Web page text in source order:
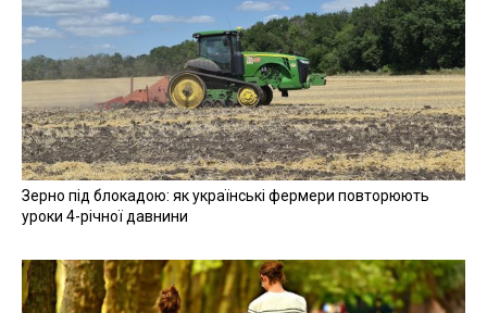
Зерно під блокадою: як українські фермери повторюють
уроки 4-річної давнини